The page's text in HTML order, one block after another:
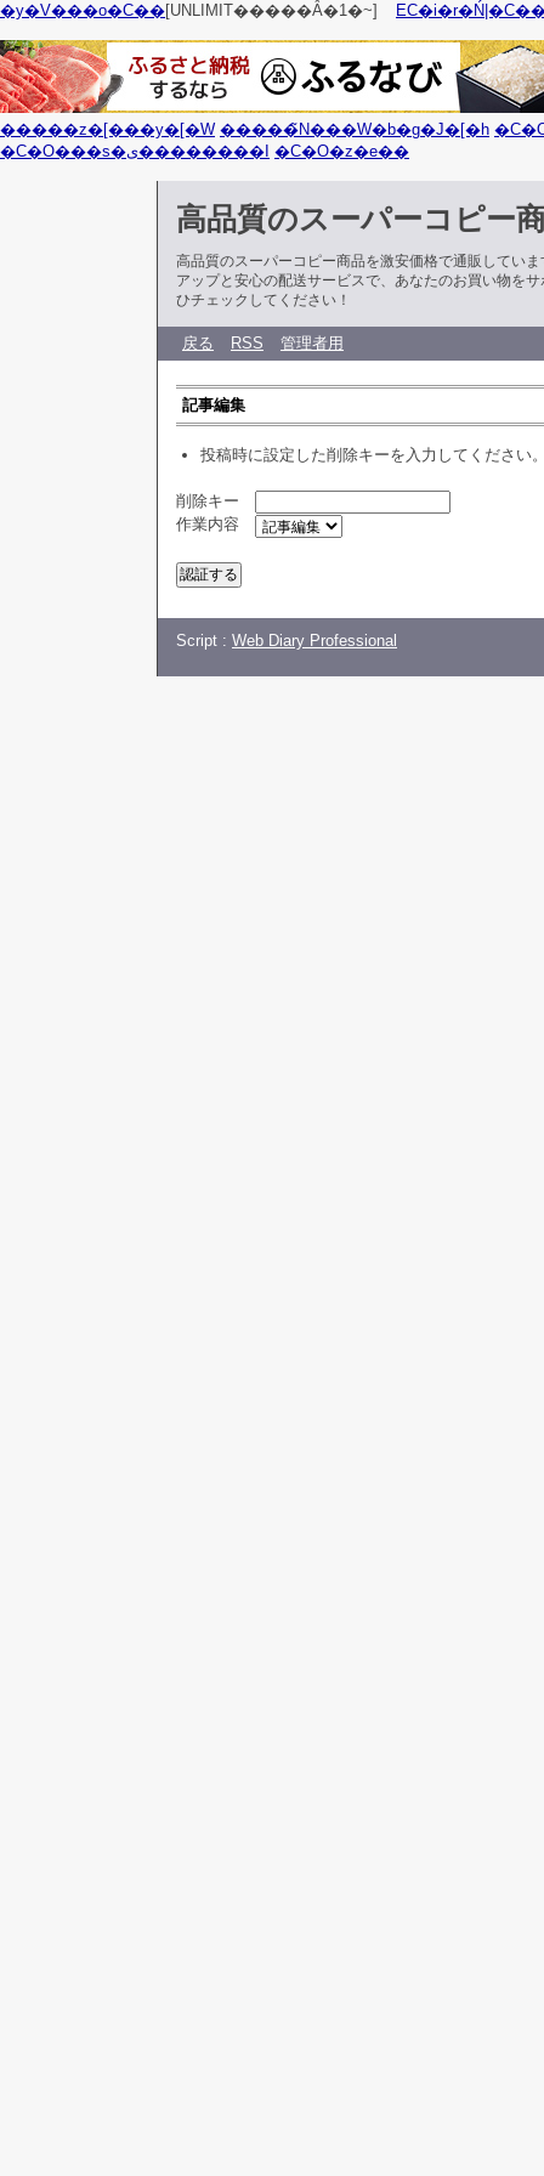
�y�V���o�C��[UNLIMIT�����Ȃ�1�~]
�����z�[���y�[�W �����̃N���W�b�g�J�[�h
�C�O���s�ی��������I �C�O�z�e��
高品質のスーパーコピー
高品質のスーパーコピー商品を激安価格で通販してい
アップと安心の配送サービスで、あなたのお買い物を
ひチェックしてください！
戻る RSS 管理者用
記事編集
投稿時に設定した削除キーを入力してください
削除キー
作業内容
Script : Web Diary Professional